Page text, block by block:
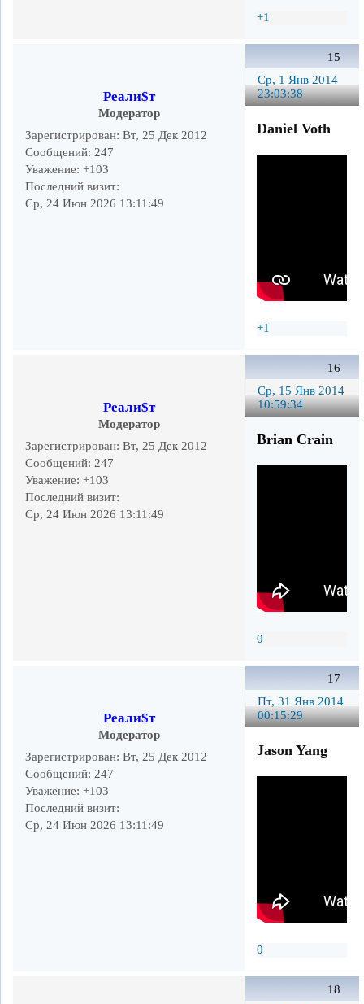
+1
15
Ср, 1 Янв 2014
23:03:38
Реали$т
Модератор
Зарегистрирован: Вт, 25 Дек 2012
Сообщений: 247
Уважение: +103
Последний визит:
Ср, 24 Июн 2026 13:11:49
Daniel Voth
+1
16
Ср, 15 Янв 2014
10:59:34
Реали$т
Модератор
Зарегистрирован: Вт, 25 Дек 2012
Сообщений: 247
Уважение: +103
Последний визит:
Ср, 24 Июн 2026 13:11:49
Brian Crain
0
17
Пт, 31 Янв 2014
00:15:29
Реали$т
Модератор
Зарегистрирован: Вт, 25 Дек 2012
Сообщений: 247
Уважение: +103
Последний визит:
Ср, 24 Июн 2026 13:11:49
Jason Yang
0
18